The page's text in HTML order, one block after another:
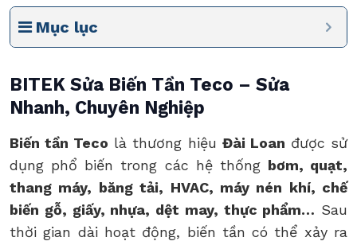
Mục lục
BITEK Sửa Biến Tần Teco – Sửa
Nhanh, Chuyên Nghiệp
Biến tần Teco là thương hiệu Đài Loan được sử
dụng phổ biến trong các hệ thống bơm, quạt,
thang máy, băng tải, HVAC, máy nén khí, chế
biến gỗ, giấy, nhựa, dệt may, thực phẩm… Sau
thời gian dài hoạt động, biến tần có thể xảy ra